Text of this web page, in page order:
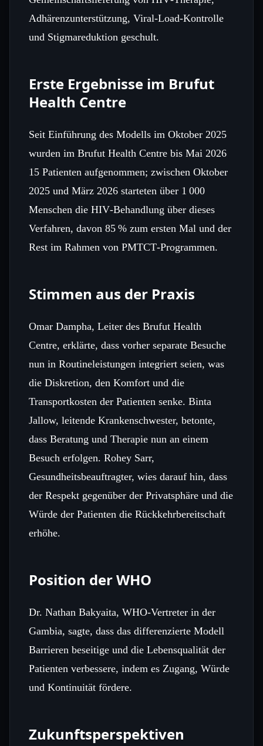
Adhärenzunterstützung, Viral‑Load‑Kontrolle
und Stigmareduktion geschult.
Erste Ergebnisse im Brufut
Health Centre
Seit Einführung des Modells im Oktober 2025
wurden im Brufut Health Centre bis Mai 2026
15 Patienten aufgenommen; zwischen Oktober
2025 und März 2026 starteten über 1 000
Menschen die HIV‑Behandlung über dieses
Verfahren, davon 85 % zum ersten Mal und der
Rest im Rahmen von PMTCT‑Programmen.
Stimmen aus der Praxis
Omar Dampha, Leiter des Brufut Health
Centre, erklärte, dass vorher separate Besuche
nun in Routineleistungen integriert seien, was
die Diskretion, den Komfort und die
Transportkosten der Patienten senke. Binta
Jallow, leitende Krankenschwester, betonte,
dass Beratung und Therapie nun an einem
Besuch erfolgen. Rohey Sarr,
Gesundheitsbeauftragter, wies darauf hin, dass
der Respekt gegenüber der Privatsphäre und die
Würde der Patienten die Rückkehrbereitschaft
erhöhe.
Position der WHO
Dr. Nathan Bakyaita, WHO‑Vertreter in der
Gambia, sagte, dass das differenzierte Modell
Barrieren beseitige und die Lebensqualität der
Patienten verbessere, indem es Zugang, Würde
und Kontinuität fördere.
Zukunftsperspektiven